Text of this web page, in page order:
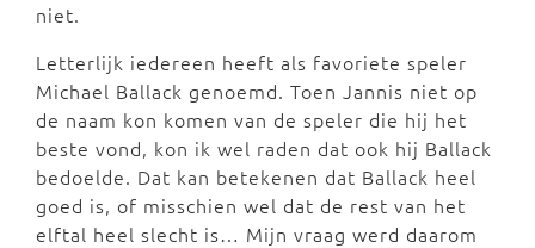
niet.
Letterlijk iedereen heeft als favoriete speler
Michael Ballack genoemd. Toen Jannis niet op
de naam kon komen van de speler die hij het
beste vond, kon ik wel raden dat ook hij Ballack
bedoelde. Dat kan betekenen dat Ballack heel
goed is, of misschien wel dat de rest van het
elftal heel slecht is… Mijn vraag werd daarom